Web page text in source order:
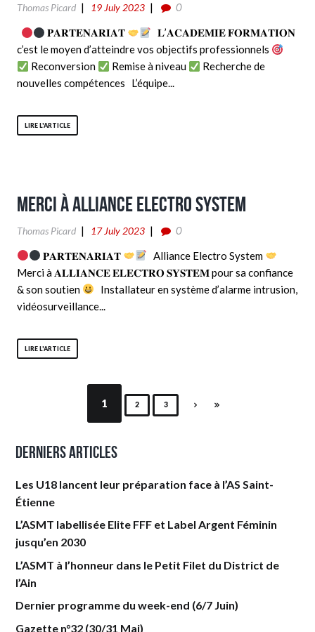
Thomas Picard 19 July 2023
0
𝐏𝐀𝐑𝐓𝐄𝐍𝐀𝐑𝐈𝐀𝐓
𝐋’𝐀𝐂𝐀𝐃𝐄𝐌𝐈𝐄 𝐅𝐎𝐑𝐌𝐀𝐓𝐈𝐎𝐍
c’est le moyen d’atteindre vos objectifs professionnels
Reconversion
Remise à niveau
Recherche de
nouvelles compétences L’équipe...
LIRE L'ARTICLE
Merci à Alliance Electro System
Thomas Picard 17 July 2023
0
𝐏𝐀𝐑𝐓𝐄𝐍𝐀𝐑𝐈𝐀𝐓
Alliance Electro System
Merci à 𝐀𝐋𝐋𝐈𝐀𝐍𝐂𝐄 𝐄𝐋𝐄𝐂𝐓𝐑𝐎 𝐒𝐘𝐒𝐓𝐄𝐌 pour sa confiance
& son soutien
Installateur en système d’alarme intrusion,
vidéosurveillance...
LIRE L'ARTICLE
1 2 3
Derniers articles
Les U18 lancent leur préparation face à l’AS Saint-
Étienne
L’ASMT labellisée Elite FFF et Label Argent Féminin
jusqu’en 2030
L’ASMT à l’honneur dans le Petit Filet du District de
l’Ain
Dernier programme du week-end (6/7 Juin)
Gazette n°32 (30/31 Mai)